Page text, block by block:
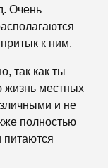
Очень
к ним.
так как ты
местных
и не
полностью
питаются